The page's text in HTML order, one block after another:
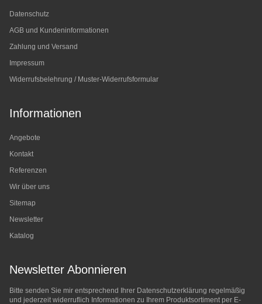
Datenschutz
AGB und Kundeninformationen
Zahlung und Versand
Impressum
Widerrufsbelehrung / Muster-Widerrufsformular
Informationen
Angebote
Kontakt
Referenzen
Wir über uns
Sitemap
Newsletter
Katalog
Newsletter Abonnieren
Bitte senden Sie mir entsprechend Ihrer Datenschutzerklärung regelmäßig
und jederzeit widerruflich Informationen zu Ihrem Produktsortiment per E-